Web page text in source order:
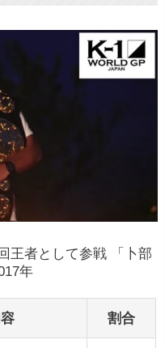
王者として参戦 「卜部
年
割合